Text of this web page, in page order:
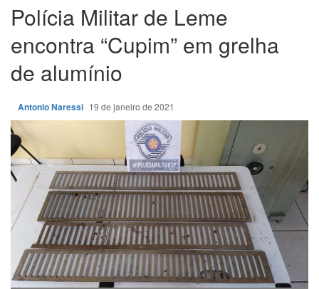
Polícia Militar de Leme
encontra “Cupim” em grelha
de alumínio
Antonio Naressi 19 de janeiro de 2021